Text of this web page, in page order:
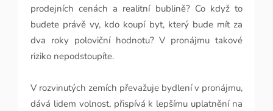
prodejních cenách a realitní bublině? Co když to
budete právě vy, kdo koupí byt, který bude mít za
dva roky poloviční hodnotu? V pronájmu takové
riziko nepodstoupíte.
V rozvinutých zemích převažuje bydlení v pronájmu,
dává lidem volnost, přispívá k lepšímu uplatnění na